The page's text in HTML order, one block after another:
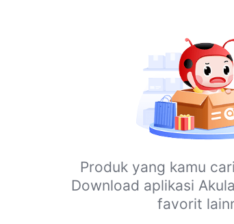
Produk yang kamu
Download aplikasi
favorit